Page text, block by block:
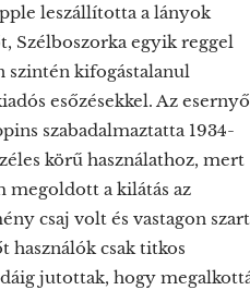
leszállította a lányok
Szélboszorka egyik reggel
szintén kifogástalanul
esőzésekkel. Az
szabadalmaztatta 1934-
körű használathoz, mert
megoldott a kilátás az
csaj volt és vastagon szart
használók csak titkos
jutottak, hogy